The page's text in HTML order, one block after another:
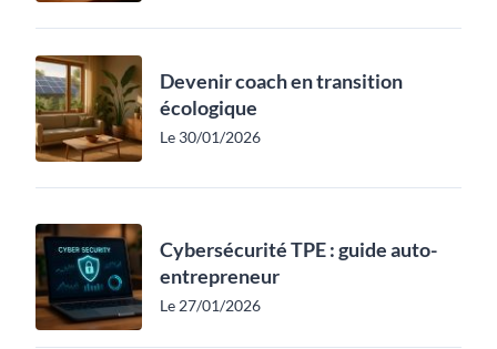
Devenir coach en transition
écologique
Le 30/01/2026
Cybersécurité TPE : guide auto-
entrepreneur
Le 27/01/2026